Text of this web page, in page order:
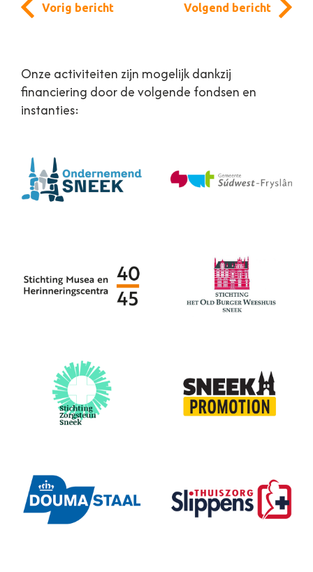
Vorig bericht Volgend bericht
Onze activiteiten zijn mogelijk dankzij
financiering door de volgende fondsen en
instanties: